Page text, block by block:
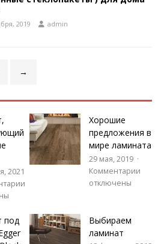
2019 admin
→
2021
Хорошие
предложения в
мире ламината
29 мая, 2019
Комментарии
отключены
под
Выбираем
ламинат